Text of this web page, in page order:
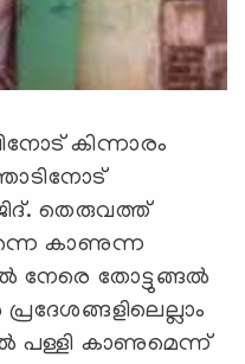
കിന്നാരം
തെരുവത്ത്
കാണുന്ന
നേരെ തോട്ടുങ്ങല്‍
പള്ളി കാണുമെന്ന്